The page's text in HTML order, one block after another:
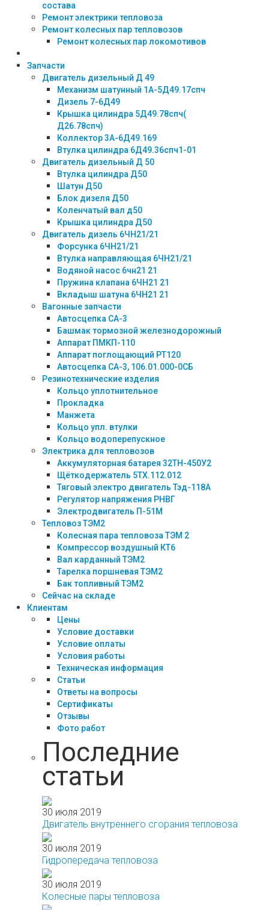
состава
Ремонт электрики тепловоза
Ремонт колесных пар тепловозов
Ремонт колесных пар локомотивов
Запчасти
Двигатель дизельный Д 49
Механизм шатунный 1А-5Д49.17спч
Дизель 7-6Д49
Крышка цилиндра 5Д49.78спч(
Д26.78спч)
Коллектор 3А-6Д49.169
Втулка цилиндра 6Д49.36спч1-01
Двигатель дизельный Д 50
Втулка цилиндра Д50
Шатун Д50
Блок дизеля Д50
Коленчатый вал д50
Крышка цилиндра Д50
Двигатель дизель 6ЧН21/21
Форсунка 6ЧН21/21
Втулка направляющая 6ЧН21/21
Водяной насос 6чн21 21
Пружина клапана 6ЧН21 21
Вкладыш шатуна 6ЧН21 21
Вагонные запчасти
Автосцепка СА-3
Башмак тормозной железнодорожный
Аппарат ПМКП-110
Аппарат поглощающий РТ120
Автосцепка СА-3, 106.01.000-0СБ
Резинотехнические изделия
Кольцо уплотнительное
Прокладка
Манжета
Кольцо упл. втулки
Кольцо водоперепускное
Электрика для тепловозов
Аккумуляторная батарея 32ТН-450У2
Щёткодержатель 5ТХ.112.012
Тяговый электро двигатель Тэд-118А
Регулятор напряжения РНВГ
Электродвигатель П-51М
Тепловоз ТЭМ2
Колесная пара тепловоза ТЭМ 2
Компрессор воздушный КТ6
Вал карданный ТЭМ2
Тарелка поршневая ТЭМ2
Бак топливный ТЭМ2
Сейчас на складе
Клиентам
Цены
Условие доставки
Условие оплаты
Условия работы
Техническая информация
Статьи
Ответы на вопросы
Сертификаты
Отзывы
Фото работ
Последние
статьи
30 июля 2019
Двигатель внутреннего сгорания тепловоза
30 июля 2019
Гидропередача тепловоза
30 июля 2019
Колесные пары тепловоза